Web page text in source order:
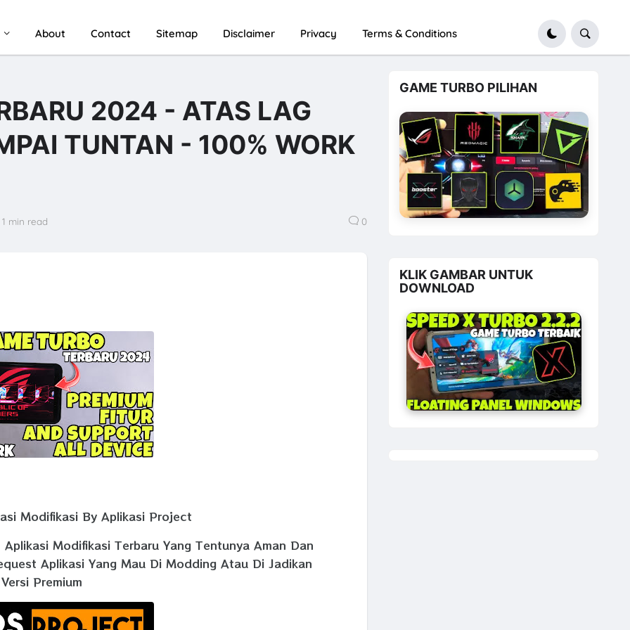
About Contact Sitemap Disclaimer Privacy Terms & Conditions
2024 - ATAS LAG
TUNTAN - 100% WORK
1 min read 0
Modifikasi By Aplikasi Project
Modifikasi Terbaru Yang Tentunya Aman Dan
Aplikasi Yang Mau Di Modding Atau Di Jadikan
Versi Premium
GAME TURBO PILIHAN
KLIK GAMBAR UNTUK
DOWNLOAD